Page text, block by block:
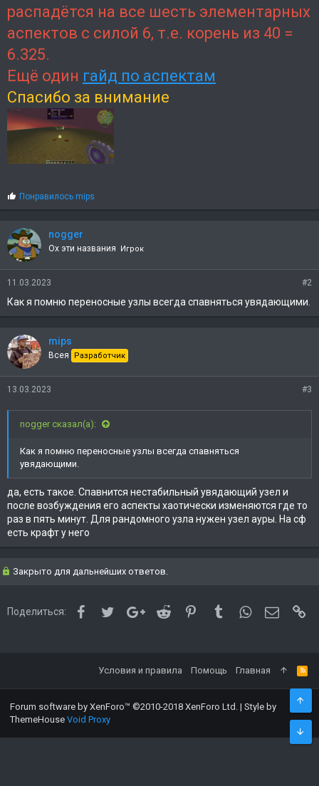
распадётся на все шесть элементарных
аспектов с силой 6, т.е. корень из 40 =
6.325.
Ещё один гайд по аспектам
Спасибо за внимание
С
и
п
а
т
и
:
Понравилось mips
nogger
Ох эти названия Игрок
11.03.2023 #2
Как я помню переносные узлы всегда спавняться увядающими.
mips
Всея Разработчик
13.03.2023 #3
nogger сказал(а):
Как я помню переносные узлы всегда спавняться
увядающими.
да, есть такое. Спавнится нестабильный увядающий узел и
после возбуждения его аспекты хаотически изменяются где то
раз в пять минут. Для рандомного узла нужен узел ауры. На сф
есть крафт у него
Закрыто для дальнейших ответов.
Поделиться: FacebookTwitterGoogle+Reddit PinterestTumblrWhatsApp
Условия и правила Помощь Главная
Forum software by XenForo™ ©2010-2018 XenForo Ltd. | Style by
ThemeHouse Void Proxy